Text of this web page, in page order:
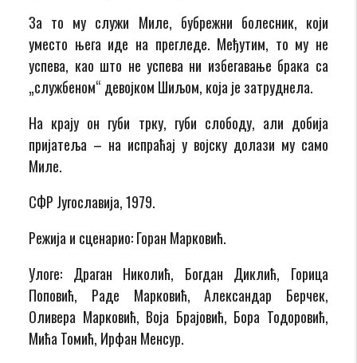
За то му служи Миле, бубрежни болесник, који
уместо њега иде на прегледе. Међутим, то му не
успева, као што не успева ни избегавање брака са
„службеном“ девојком Шиљом, која је затруднела.
На крају он губи трку, губи слободу, али добија
пријатеља – на испраћај у војску долази му само
Миле.
СФР Југославија, 1979.
Режија и сценарио: Горан Марковић.
Улоге: Драган Николић, Богдан Диклић, Горица
Поповић, Раде Марковић, Александар Берчек,
Оливера Марковић, Воја Брајовић, Бора Тодоровић,
Мића Томић, Ирфан Менсур.